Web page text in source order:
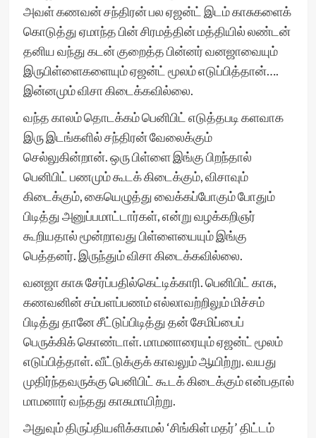
அவள் கணவன் சந்திரன் பல ஏஜன்ட் இடம் காசுகளைக்
கொடுத்து ஏமாந்த பின் சிரமத்தின் மத்தியில் லண்டன்
தனிய வந்து கடன் குறைத்த பின்னர் வனஜாவையும்
இருபிள்ளைகளையும் ஏஜன்ட் மூலம் எடுப்பித்தான்….
இன்னமும் விசா கிடைக்கவில்லை.
வந்த காலம் தொடக்கம் பெனிபிட் எடுத்தபடி களவாக
இரு இடங்களில் சந்திரன் வேலைக்கும்
செல்லுகின்றான். ஒரு பிள்ளை இங்கு பிறந்தால்
பெனிபிட் பணமும் கூடக் கிடைக்கும், விசாவும்
கிடைக்கும், கையெழுத்து வைக்கப்போகும் போதும்
பிடித்து அனுப்பமாட்டார்கள், என்று வழக்கறிஞர்
கூறியதால் மூன்றாவது பிள்ளையையும் இங்கு
பெத்தனர். இருந்தும் விசா கிடைக்கவில்லை.
வனஜா காசு சேர்ப்பதில்கெட்டிக்காரி. பெனிபிட் காசு,
கணவனின் சம்பளப்பணம் எல்லாவற்றிலும் மிச்சம்
பிடித்து தானே சீட்டுப்பிடித்து தன் சேமிப்பைப்
பெருக்கிக் கொண்டாள். மாமனாரையும் ஏஜன்ட் மூலம்
எடுப்பித்தாள். வீட்டுக்குக் காவலும் ஆயிற்று. வயது
முதிர்ந்தவருக்கு பெனிபிட் கூடக் கிடைக்கும் என்பதால்
மாமனார் வந்தது காசுமாயிற்று.
அதுவும் திருப்தியளிக்காமல் ‘சிங்கிள் மதர்’ திட்டம்